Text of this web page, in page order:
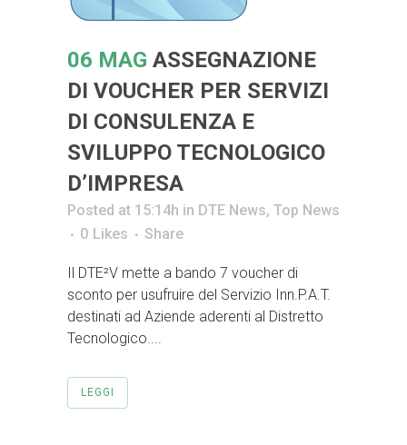
06 MAG ASSEGNAZIONE
DI VOUCHER PER SERVIZI
DI CONSULENZA E
SVILUPPO TECNOLOGICO
D’IMPRESA
Posted at 15:14h in DTE News, Top News
0 Likes Share
Il DTE²V mette a bando 7 voucher di
sconto per usufruire del Servizio Inn.P.A.T.
destinati ad Aziende aderenti al Distretto
Tecnologico....
LEGGI